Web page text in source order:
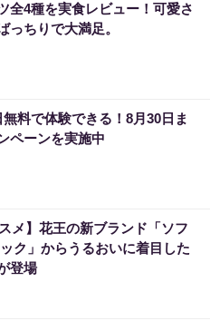
全4種を実食レビュー！可愛さ
っちりで大満足。
料で体験できる！8月30日ま
ペーンを実施中
メ】花王の新ブランド「ソフ
ク」からうるおいに着目した
登場